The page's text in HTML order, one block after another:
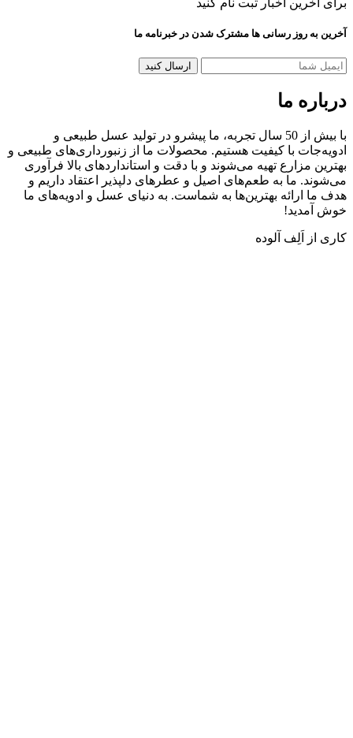
روز رسانی ها مشترک شدن در خبرنامه ما
ما
با بیش از 50 سال تجربه، ما پیشرو در تولید عسل طبیعی و
با کیفیت هستیم. محصولات ما از زنبورداری‌های طبیعی و
تهیه می‌شوند و با دقت و استانداردهای بالا فرآوری
ما به طعم‌های اصیل و عطرهای دلپذیر اعتقاد داریم و
بهترین‌ها به شماست. به دنیای عسل و ادویه‌های ما
اَلِف آلوده